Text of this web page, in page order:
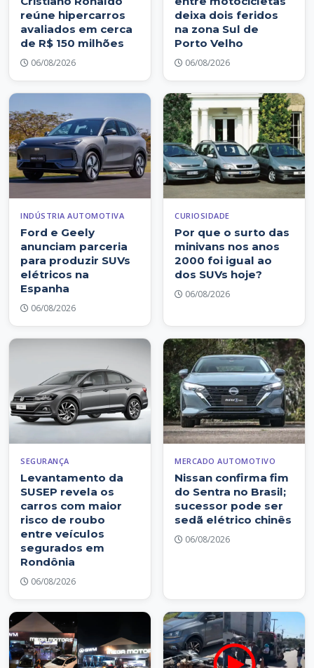
reúne hipercarros
avaliados em cerca
de R$ 150 milhões
06/08/2026
deixa dois feridos
na zona Sul de
Porto Velho
06/08/2026
INDÚSTRIA AUTOMOTIVA
Ford e Geely
anunciam parceria
para produzir SUVs
elétricos na
Espanha
06/08/2026
CURIOSIDADE
Por que o surto das
minivans nos anos
2000 foi igual ao
dos SUVs hoje?
06/08/2026
SEGURANÇA
Levantamento da
SUSEP revela os
carros com maior
risco de roubo
entre veículos
segurados em
Rondônia
06/08/2026
MERCADO AUTOMOTIVO
Nissan confirma fim
do Sentra no Brasil;
sucessor pode ser
sedã elétrico chinês
06/08/2026